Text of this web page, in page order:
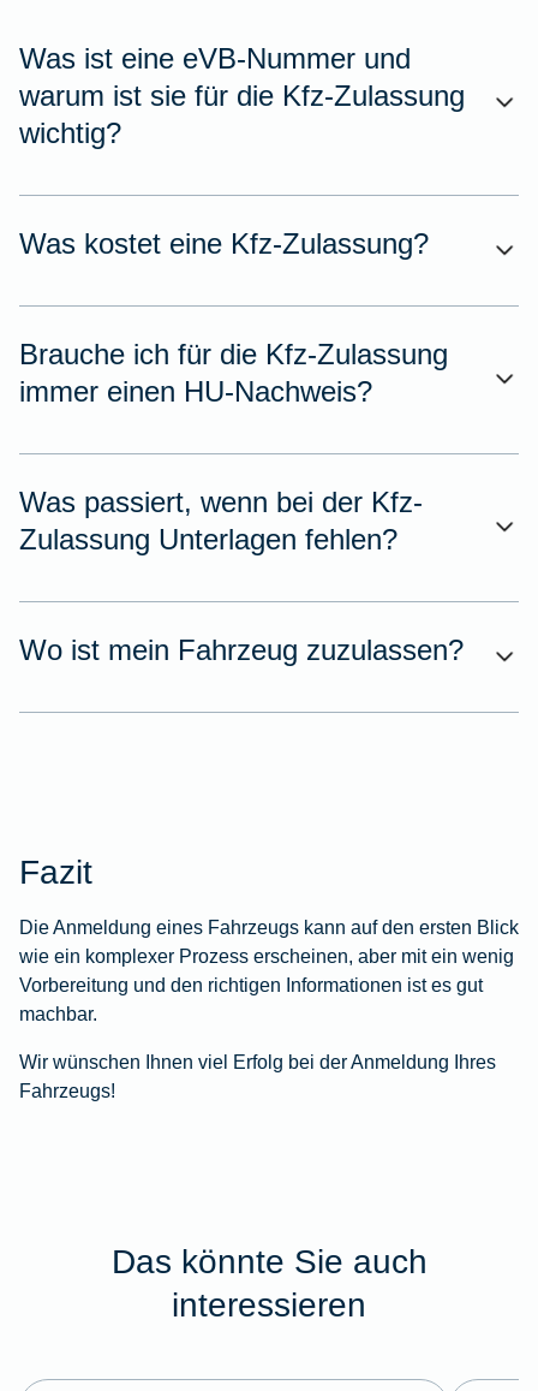
Was ist eine eVB-Nummer und
warum ist sie für die Kfz-Zulassung
wichtig?
Was kostet eine Kfz-Zulassung?
Brauche ich für die Kfz-Zulassung
immer einen HU-Nachweis?
Was passiert, wenn bei der Kfz-
Zulassung Unterlagen fehlen?
Wo ist mein Fahrzeug zuzulassen?
Fazit
Die Anmeldung eines Fahrzeugs kann auf den ersten Blick
wie ein komplexer Prozess erscheinen, aber mit ein wenig
Vorbereitung und den richtigen Informationen ist es gut
machbar.
Wir wünschen Ihnen viel Erfolg bei der Anmeldung Ihres
Fahrzeugs!
Das könnte Sie auch
interessieren